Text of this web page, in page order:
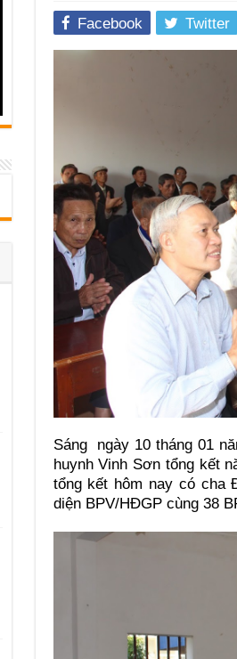
Facebook Twitter
Sáng ngày 10 tháng 01
huynh Vinh Sơn tổng kết
tổng kết hôm nay có cha
diện BPV/HĐGP cùng 38